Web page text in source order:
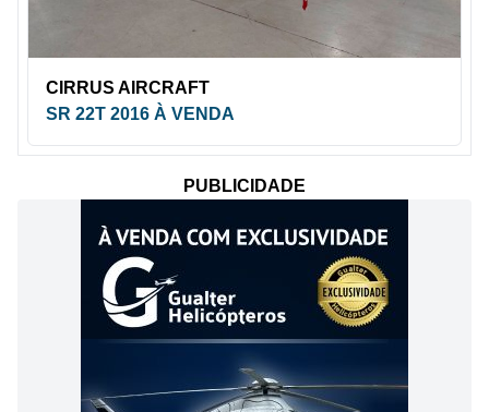
CIRRUS AIRCRAFT
SR 22T 2016 À VENDA
PUBLICIDADE